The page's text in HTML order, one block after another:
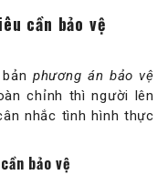
cần bảo vệ
phương án bảo vệ
chỉnh thì người lên
nhắc tình hình thực
bảo vệ